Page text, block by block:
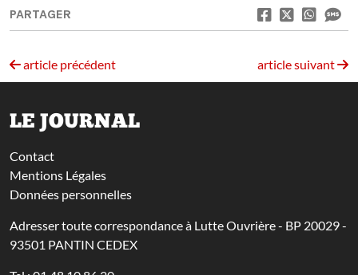
PARTAGER
article précédent article suivant
LE JOURNAL
Contact
Mentions Légales
Données personnelles
Adresser toute correspondance à Lutte Ouvrière - BP 20029 -
93501 PANTIN CEDEX